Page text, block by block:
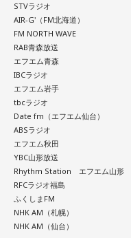
STVラジオ
AIR-G'（FM北海道）
FM NORTH WAVE
RAB青森放送
エフエム青森
IBCラジオ
エフエム岩手
tbcラジオ
Date fm（エフエム仙台）
ABSラジオ
エフエム秋田
YBC山形放送
Rhythm Station エフエム山形
RFCラジオ福島
ふくしまFM
NHK AM（札幌）
NHK AM（仙台）